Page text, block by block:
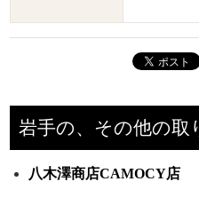
岩手の、その他の取
八木澤商店CAMOCY店